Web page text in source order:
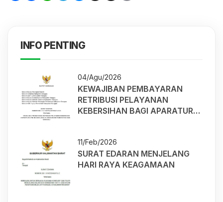
INFO PENTING
04/Agu/2026
KEWAJIBAN PEMBAYARAN
RETRIBUSI PELAYANAN
KEBERSIHAN BAGI APARATUR
KABUPATEN SANGGAU
11/Feb/2026
SURAT EDARAN MENJELANG
HARI RAYA KEAGAMAAN